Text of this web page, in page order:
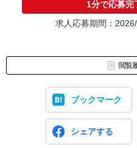
1分で応募完
求人応募期間：
閲覧
ブックマーク
シェアする